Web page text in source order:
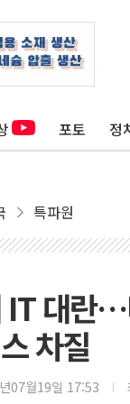
포토 정
특파원
대란…
차질
07월19일 17:53